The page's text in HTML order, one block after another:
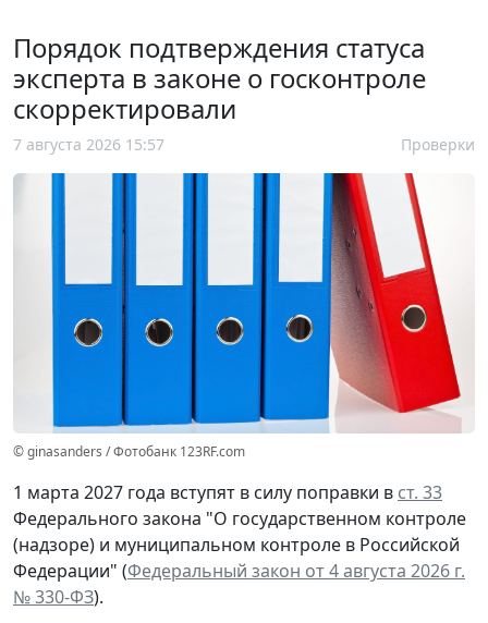
Порядок подтверждения статуса
эксперта в законе о госконтроле
скорректировали
7 августа 2026 15:57 Проверки
© ginasanders / Фотобанк 123RF.com
1 марта 2027 года вступят в силу поправки в ст. 33
Федерального закона "О государственном контроле
(надзоре) и муниципальном контроле в Российской
Федерации" (Федеральный закон от 4 августа 2026 г.
№ 330-ФЗ).